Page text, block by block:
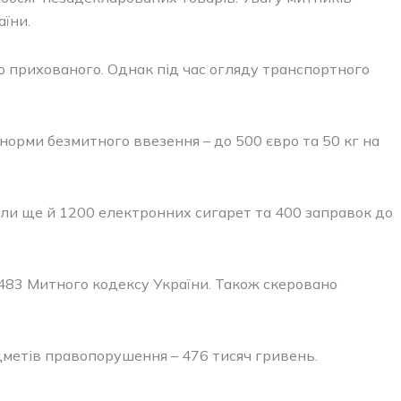
Однак під час огляду транспортного
безмитного ввезення – до 500 євро та 50 кг на
ще й 1200 електронних сигарет та 400 заправок до
Митного кодексу України. Також скеровано
правопорушення – 476 тисяч гривень.